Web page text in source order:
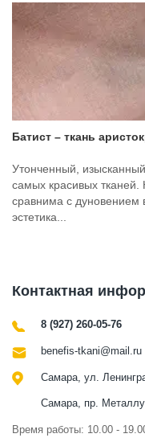
Батист – ткань
Утонченный,
самых красивых тканей.
сравнима с дуновением
эстетика...
Контактная
8 (927) 260-05-76
benefis-tkani@mail.ru
Самара, ул.
Самара, пр.
Время работы: 10.00 -